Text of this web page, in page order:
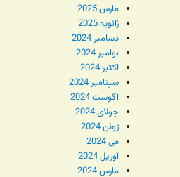
مارس 2025
ژانویه 2025
دسامبر 2024
نوامبر 2024
اکتبر 2024
سپتامبر 2024
آگوست 2024
جولای 2024
ژوئن 2024
می 2024
آوریل 2024
مارس 2024